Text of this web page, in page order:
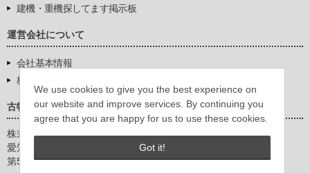
We use cookies to give you the best experience on
our website and improve services. By continuing you
agree that you are happy for us to use these cookies.
Got it!
建機・重機探してます掲示板
運営会社について
会社基本情報
株式会社豊環境開発
古物営業法に基づく表示
株式会社豊環境開発
愛知県公安委員会
第542771404200号